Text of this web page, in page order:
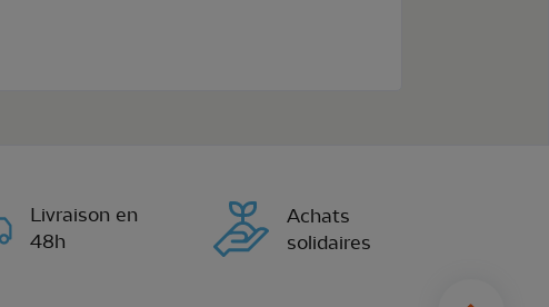
Livraison en
48h
Achats
solidaires